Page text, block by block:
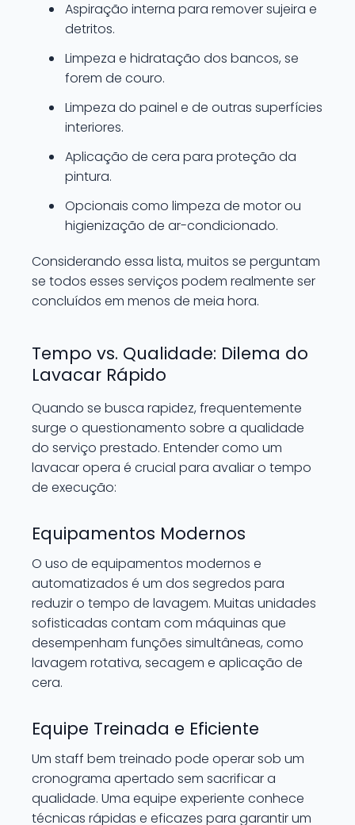
Aspiração interna para remover sujeira e
detritos.
Limpeza e hidratação dos bancos, se
forem de couro.
Limpeza do painel e de outras superfícies
interiores.
Aplicação de cera para proteção da
pintura.
Opcionais como limpeza de motor ou
higienização de ar-condicionado.
Considerando essa lista, muitos se perguntam
se todos esses serviços podem realmente ser
concluídos em menos de meia hora.
Tempo vs. Qualidade: Dilema do
Lavacar Rápido
Quando se busca rapidez, frequentemente
surge o questionamento sobre a qualidade
do serviço prestado. Entender como um
lavacar opera é crucial para avaliar o tempo
de execução:
Equipamentos Modernos
O uso de equipamentos modernos e
automatizados é um dos segredos para
reduzir o tempo de lavagem. Muitas unidades
sofisticadas contam com máquinas que
desempenham funções simultâneas, como
lavagem rotativa, secagem e aplicação de
cera.
Equipe Treinada e Eficiente
Um staff bem treinado pode operar sob um
cronograma apertado sem sacrificar a
qualidade. Uma equipe experiente conhece
técnicas rápidas e eficazes para garantir um